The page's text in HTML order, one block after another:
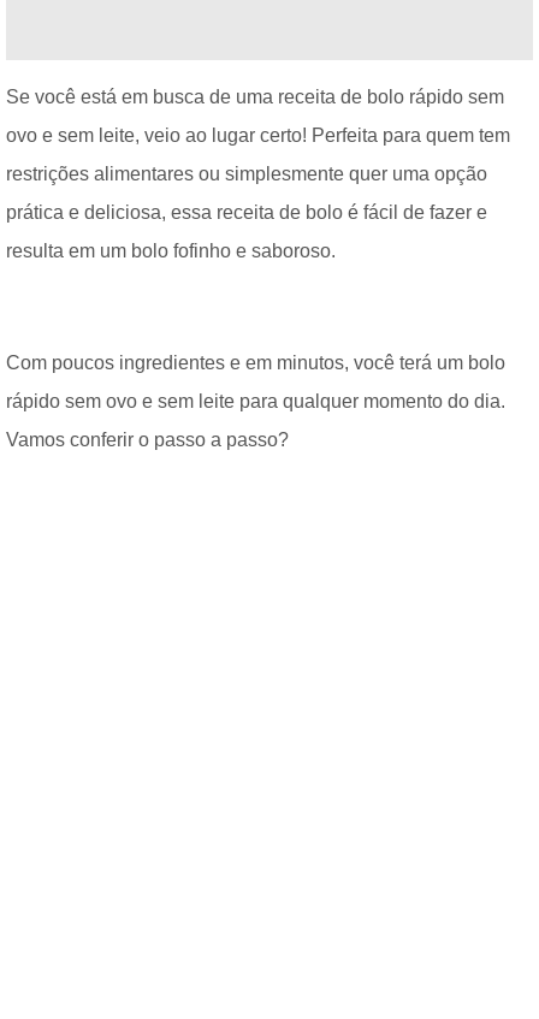
Se você está em busca de uma receita de bolo rápido sem
ovo e sem leite, veio ao lugar certo! Perfeita para quem tem
restrições alimentares ou simplesmente quer uma opção
prática e deliciosa, essa receita de bolo é fácil de fazer e
resulta em um bolo fofinho e saboroso.
Com poucos ingredientes e em minutos, você terá um bolo
rápido sem ovo e sem leite para qualquer momento do dia.
Vamos conferir o passo a passo?